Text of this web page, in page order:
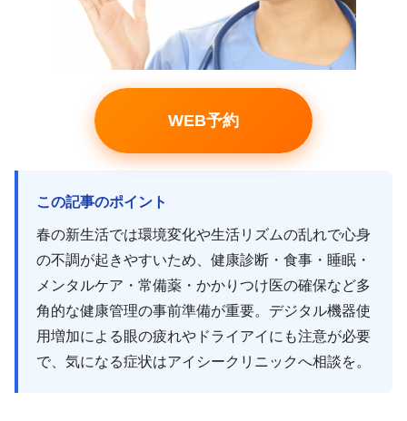
WEB予約
この記事のポイント
春の新生活では環境変化や生活リズムの乱れで心身
の不調が起きやすいため、健康診断・食事・睡眠・
メンタルケア・常備薬・かかりつけ医の確保など多
角的な健康管理の事前準備が重要。デジタル機器使
用増加による眼の疲れやドライアイにも注意が必要
で、気になる症状はアイシークリニックへ相談を。